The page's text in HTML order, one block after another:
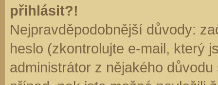
přihlásit?!
Nejpravděpodobnější důvody:
heslo (zkontrolujte e-mail, který
administrátor z nějakého